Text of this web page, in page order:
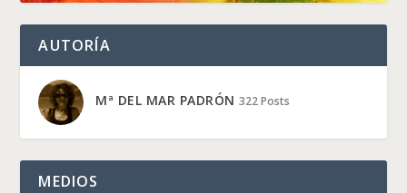
AUTORÍA
Mª DEL MAR PADRÓN 322 Posts
MEDIOS